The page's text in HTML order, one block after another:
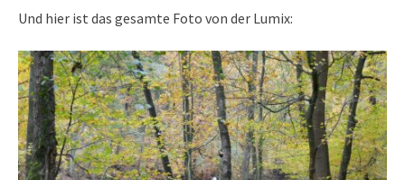
Und hier ist das gesamte Foto von der Lumix: